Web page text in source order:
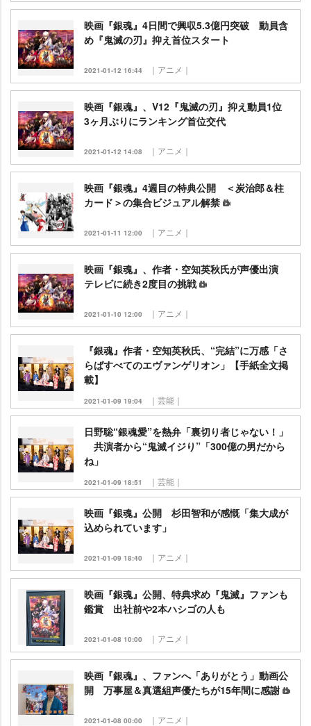
映画『銀魂』4日間で興収5.3億円突破 動員含
め『鬼滅の刃』抑え首位スタート
2021-01-12 16:44 ｜アニメ｜
映画『銀魂』、V12『鬼滅の刃』抑え動員1位
3ヶ月ぶりにランキング首位交代
2021-01-12 14:08 ｜アニメ｜
映画『銀魂』4週目の特典公開 ＜炭治郎＆柱
カード＞の集合ビジュアル解禁
2021-01-11 12:00 ｜アニメ｜
映画『銀魂』、作者・空知英秋氏が声優出演
テレビに続き2度目の挑戦
2021-01-10 12:00 ｜アニメ｜
『銀魂』作者・空知英秋氏、“完結”に万感「さ
らばすべてのエヴァンゲリオン」【手紙全文掲
載】
2021-01-09 19:04 ｜芸能｜
日野聡“銀魂愛”を熱弁「裏切り者じゃない！」
共演者から“鬼滅イジり”「300億の男だから
ね」
2021-01-09 18:51 ｜芸能｜
映画『銀魂』公開 杉田智和が感慨「集大成が
込められています」
2021-01-09 18:40 ｜アニメ｜
映画『銀魂』公開、特典求め『鬼滅』ファンも
鑑賞 出社前や2本ハシゴの人も
2021-01-08 10:00 ｜アニメ｜
映画『銀魂』、ファンへ「ありがとう」動画公
開 万事屋＆真選組声優たちが15年間に感謝
2021-01-08 00:00 ｜アニメ｜